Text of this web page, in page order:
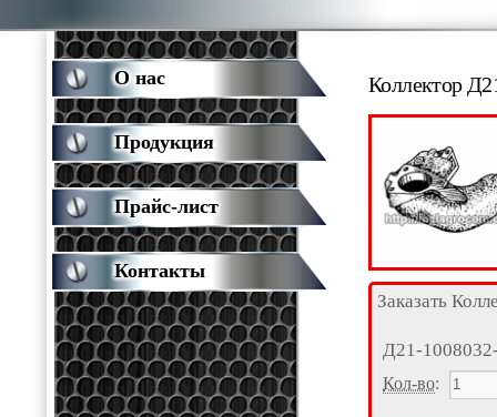
Коллектор
Заказать
Д21-
Кол-во:
О нас
Продукция
Прайс-лист
Контакты